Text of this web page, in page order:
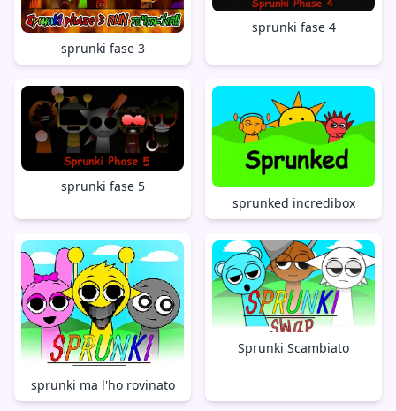
sprunki fase 3
sprunki fase 4
sprunki fase 5
sprunked incredibox
sprunki ma l'ho rovinato
Sprunki Scambiato